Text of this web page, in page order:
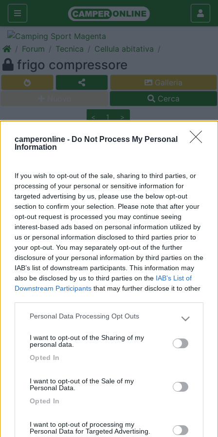
camperonline - Do Not Process My Personal
Information
If you wish to opt-out of the sale, sharing to third parties, or
processing of your personal or sensitive information for
targeted advertising by us, please use the below opt-out
section to confirm your selection. Please note that after your
opt-out request is processed you may continue seeing
interest-based ads based on personal information utilized by
us or personal information disclosed to third parties prior to
your opt-out. You may separately opt-out of the further
disclosure of your personal information by third parties on the
IAB’s list of downstream participants. This information may
also be disclosed by us to third parties on the IAB’s List of
Downstream Participants that may further disclose it to other
Please note that this website/app uses one or more Google
not limited to your visit or usage behaviour. You may click to
use your data for below specified purposes in below Google
Personal Data Processing Opt Outs
I want to opt-out of the Sharing of my
personal data.
Opted In
I want to opt-out of the Sale of my
Personal Data.
Opted In
I want to opt-out of processing my
Personal Data for Targeted Advertising.
Forum Tecnica Cellula abitativa
frigo compressore
Galleria
Cerca
< 1 >
onkite1
1573
frigo indel su mobilvetta skipper del 1992 all'inizio per sentire se
funzionasse dovevo avvicinare l'orecchio, da un giorno a
questa parte si è aggiunto in runore un pò più cupo titpo
rombo, un pò fastidioso. L'ho tirato fuori dall'incasso ed era
tutto a posto il motore è nero. Cosa può essere? Il frigo funziona
perfettamente. Inoltre ho notato che sui collegamenti elettrici
c'è anche l'attacco della ventola che io non ho.Credete che si
possa aggiungere? Ultima cosa non capisco perchè i
collegamenti del positivo e del negativo debbano essere al
contrario??!!! io ho collegato il blu con il blu ed il nero col
nero.grazie
mauro_grp
193
Inserito il05/09/2006 alle:17:06:29
una testata leggermente alettata, allora sicuramente occorre
ricaricarlo di gas refrigerante, cambiare la guarnizione della
testa e verificare le valvole (presso l'assistenza). Se è del tipo
lamiera liscio, di solito verniciato nero simile ai frigoriferi da
casa, non dovrebbe scaricarsi a meno di rotture del circuito.
Prova a verificare se il rumore possa dipendere dalla ventola di
estrarlo e portarlo al servizio assistenza